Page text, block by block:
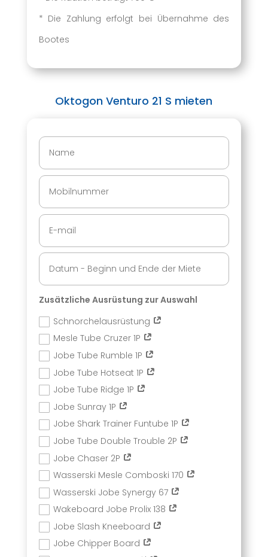
* Die Zahlung erfolgt bei Übernahme des
Bootes
Oktogon Venturo 21 S mieten
Zusätzliche Ausrüstung zur Auswahl
Schnorchelausrüstung
Mesle Tube Cruzer 1P
Jobe Tube Rumble 1P
Jobe Tube Hotseat 1P
Jobe Tube Ridge 1P
Jobe Sunray 1P
Jobe Shark Trainer Funtube 1P
Jobe Tube Double Trouble 2P
Jobe Chaser 2P
Wasserski Mesle Comboski 170
Wasserski Jobe Synergy 67
Wakeboard Jobe Prolix 138
Jobe Slash Kneeboard
Jobe Chipper Board